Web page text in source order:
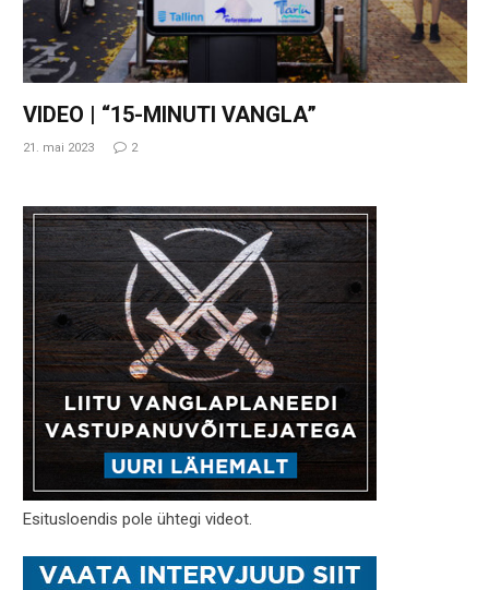
VIDEO | “15-MINUTI VANGLA”
21. mai 2023 2
Esitusloendis pole ühtegi videot.